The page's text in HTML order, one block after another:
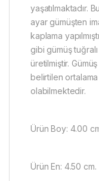
yaşatılmaktadır.
ayar gümüşten
kaplama
gibi gümüş
üretilmiştir.
belirtilen ortalama
olabilmektedir.
Ürün Boy: 4.00
Ürün En: 4.50 cm.